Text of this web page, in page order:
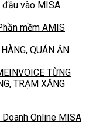
đầu vào MISA
mềm AMIS
QUÁN ĂN
TỪNG
TRẠM XĂNG
Online MISA